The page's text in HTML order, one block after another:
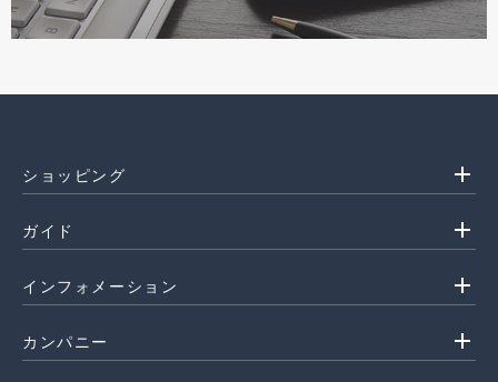
ショッピング add
ガイド add
インフォメーション add
カンパニー add